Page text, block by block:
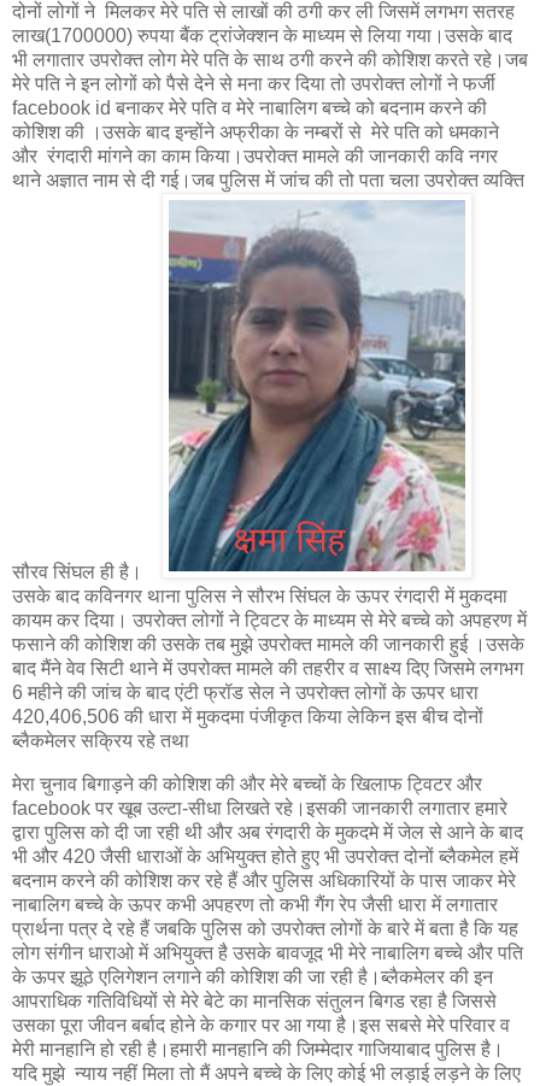
दोनों लोगों ने मिलकर मेरे पति से लाखों की ठगी कर ली जिसमें लगभग सतरह
लाख(1700000) रुपया बैंक ट्रांजेक्शन के माध्यम से लिया गया।उसके बाद
भी लगातार उपरोक्त लोग मेरे पति के साथ ठगी करने की कोशिश करते रहे।जब
मेरे पति ने इन लोगों को पैसे देने से मना कर दिया तो उपरोक्त लोगों ने फर्जी
facebook id बनाकर मेरे पति व मेरे नाबालिग बच्चे को बदनाम करने की
कोशिश की ।उसके बाद इन्होंने अफ्रीका के नम्बरों से मेरे पति को धमकाने
और रंगदारी मांगने का काम किया।उपरोक्त मामले की जानकारी कवि नगर
थाने अज्ञात नाम से दी गई।जब पुलिस में जांच की तो पता चला उपरोक्त व्यक्ति
सौरव सिंघल ही है।
उसके बाद कविनगर थाना पुलिस ने सौरभ सिंघल के ऊपर रंगदारी में मुकदमा
कायम कर दिया। उपरोक्त लोगों ने ट्विटर के माध्यम से मेरे बच्चे को अपहरण में
फसाने की कोशिश की उसके तब मुझे उपरोक्त मामले की जानकारी हुई ।उसके
बाद मैंने वेव सिटी थाने में उपरोक्त मामले की तहरीर व साक्ष्य दिए जिसमे लगभग
6 महीने की जांच के बाद एंटी फ्रॉड सेल ने उपरोक्त लोगों के ऊपर धारा
420,406,506 की धारा में मुकदमा पंजीकृत किया लेकिन इस बीच दोनों
ब्लैकमेलर सक्रिय रहे तथा
मेरा चुनाव बिगाड़ने की कोशिश की और मेरे बच्चों के खिलाफ ट्विटर और
facebook पर खूब उल्टा-सीधा लिखते रहे।इसकी जानकारी लगातार हमारे
द्वारा पुलिस को दी जा रही थी और अब रंगदारी के मुकदमे में जेल से आने के बाद
भी और 420 जैसी धाराओं के अभियुक्त होते हुए भी उपरोक्त दोनों ब्लैकमेल हमें
बदनाम करने की कोशिश कर रहे हैं और पुलिस अधिकारियों के पास जाकर मेरे
नाबालिग बच्चे के ऊपर कभी अपहरण तो कभी गैंग रेप जैसी धारा में लगातार
प्रार्थना पत्र दे रहे हैं जबकि पुलिस को उपरोक्त लोगों के बारे में बता है कि यह
लोग संगीन धाराओ में अभियुक्त है उसके बावजूद भी मेरे नाबालिग बच्चे और पति
के ऊपर झूठे एलिगेशन लगाने की कोशिश की जा रही है।ब्लैकमेलर की इन
आपराधिक गतिविधियों से मेरे बेटे का मानसिक संतुलन बिगड रहा है जिससे
उसका पूरा जीवन बर्बाद होने के कगार पर आ गया है।इस सबसे मेरे परिवार व
मेरी मानहानि हो रही है।हमारी मानहानि की जिम्मेदार गाजियाबाद पुलिस है।
यदि मुझे न्याय नहीं मिला तो मैं अपने बच्चे के लिए कोई भी लड़ाई लड़ने के लिए